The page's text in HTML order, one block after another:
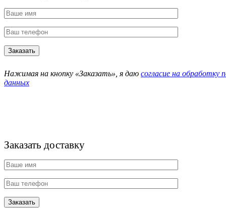
Нажимая на кнопку «Заказать», я даю согласие на обработку
данных
Заказать доставку